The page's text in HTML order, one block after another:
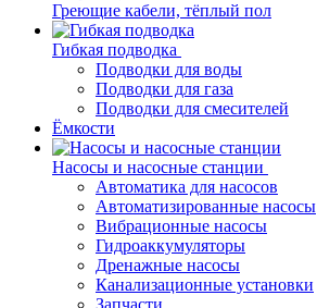
Греющие кабели, тёплый пол
Гибкая подводка
Подводки для воды
Подводки для газа
Подводки для смесителей
Ёмкости
Насосы и насосные станции
Автоматика для насосов
Автоматизированные насосы
Вибрационные насосы
Гидроаккумуляторы
Дренажные насосы
Канализационные установки
Запчасти